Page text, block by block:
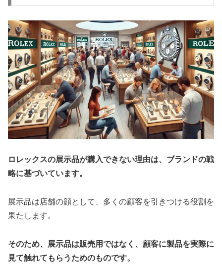
ロレックスの展示品が購入できない理由は、ブランドの戦
略に基づいています。
展示品は店舗の顔として、多くの顧客を引きつける役割を
果たします。
そのため、展示品は販売用ではなく、顧客に製品を実際に
見て触れてもらうためのものです。